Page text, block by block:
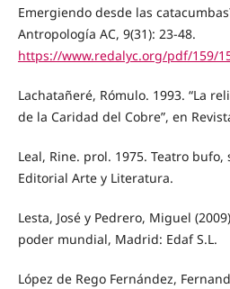
Emergiendo desde las
Antropología AC, 9(31): 23-48.
https://www.redalyc.org/pdf/159/
Lachatañeré, Rómulo. 1993. “La
de la Caridad del Cobre”, en
Leal, Rine. prol. 1975. Teatro bufo,
Editorial Arte y Literatura.
Lesta, José y Pedrero, Miguel
poder mundial, Madrid: Edaf S.L.
López de Rego Fernández,